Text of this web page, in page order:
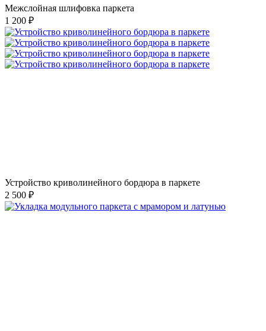
Межслойная шлифовка паркета
1 200 ₽
Устройство криволинейного бордюра в паркете
2 500 ₽